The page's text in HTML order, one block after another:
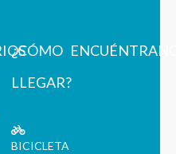
¿CÓMO
LLEGAR?
BICICLETA